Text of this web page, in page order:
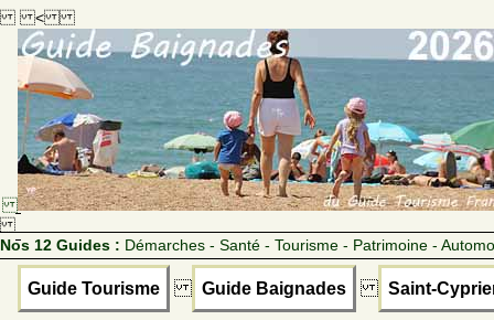
<
Nos 12 Guides : Démarches - Santé - Tourisme - Patrimoine -
Guide Tourisme Guide Baignades Saint-